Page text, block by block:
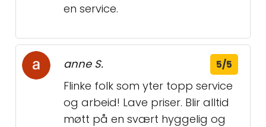
en service.
anne S. 5/5
Flinke folk som yter topp service
og arbeid! Lave priser. Blir alltid
møtt på en svært hyggelig og